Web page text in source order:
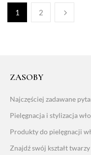
1 2
ZASOBY
Najczęściej zadawane
Pielęgnacja i stylizacja
Produkty do pielęgnacji
Znajdź swój kształt twarzy